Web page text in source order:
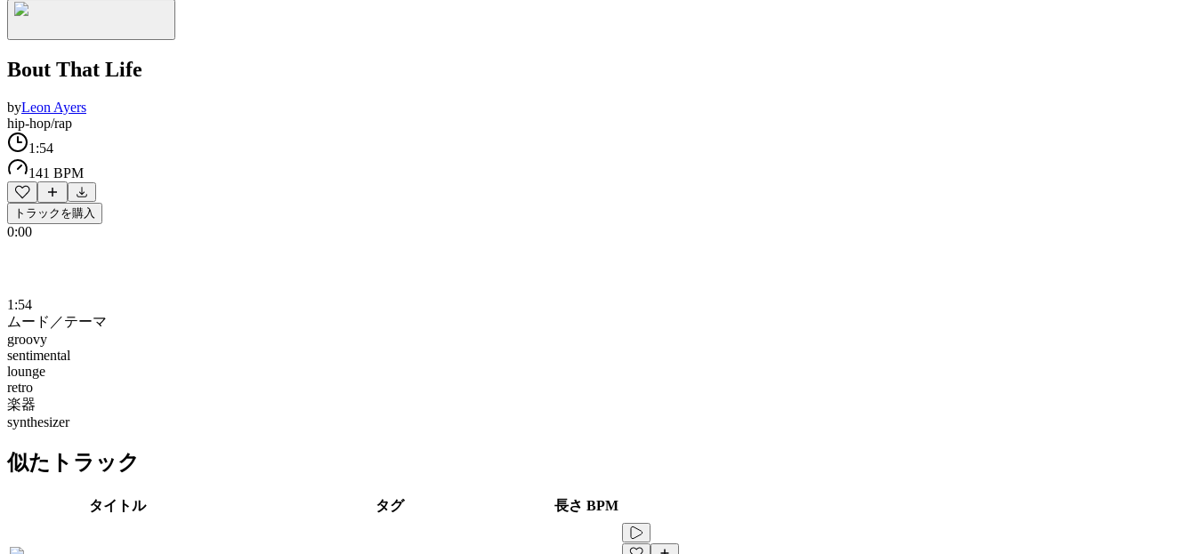
Bout That Life
byLeon Ayers
hip-hop/rap
1:54
141 BPM
トラックを購入
0:00
1:54
ムード／テーマ
groovy
sentimental
lounge
retro
楽器
synthesizer
似たトラック
タイトル タグ 長さ BPM